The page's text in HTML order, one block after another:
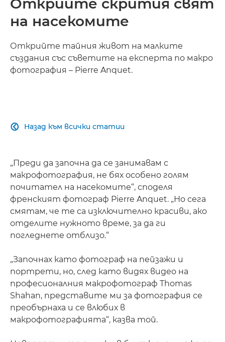
Открийте скрития свят
на насекомите
Открийте тайния живот на малките
създания със съветите на експерта по макро
фотография – Pierre Anquet.
Назад към всички статии

„Преди да започна да се занимавам с
макрофотография, не бях особено голям
почитател на насекомите“, споделя
френският фотограф Pierre Anquet. „Но сега
смятам, че те са изключително красиви, ако
отделите нужното време, за да ги
погледнете отблизо.“
„Започнах като фотограф на пейзажи и
портрети, но, след като видях видео на
професионалния макрофотограф Thomas
Shahan, представите ми за фотография се
преобърнаха и се влюбих в
макрофотографията“, казва той.